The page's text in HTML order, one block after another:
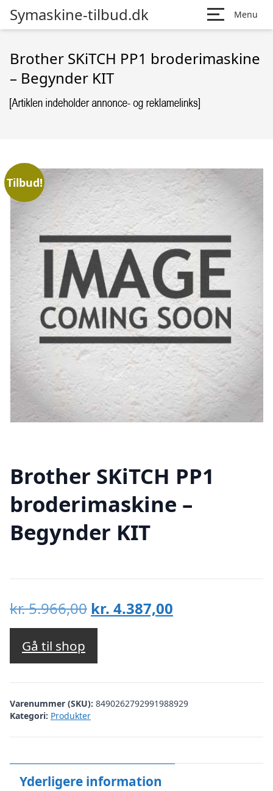
Symaskine-tilbud.dk Menu
Brother SKiTCH PP1 broderimaskine
– Begynder KIT
Tilbud!
Brother SKiTCH PP1
broderimaskine –
Begynder KIT
kr.5.966,00 Den
oprindelige
var:
kr. 5.966,00.
kr. 4.387,00
kr. 4.387,00.
Gå til shop
Varenummer (SKU): 8490262792991988929
Kategori: Produkter
Yderligere information